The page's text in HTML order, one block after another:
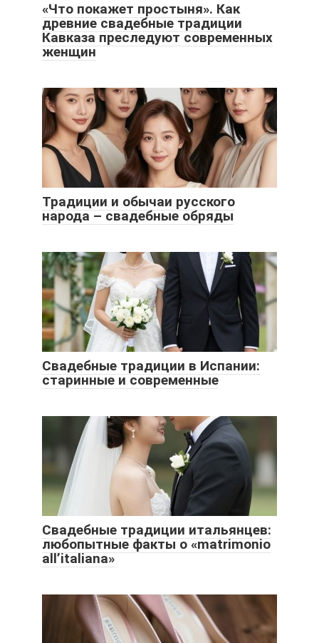
«Что покажет простыня». Как
древние свадебные традиции
Кавказа преследуют современных
женщин
Традиции и обычаи русского
народа – свадебные обряды
Свадебные традиции в Испании:
старинные и современные
Свадебные традиции итальянцев:
любопытные факты о «matrimonio
all’italiana»